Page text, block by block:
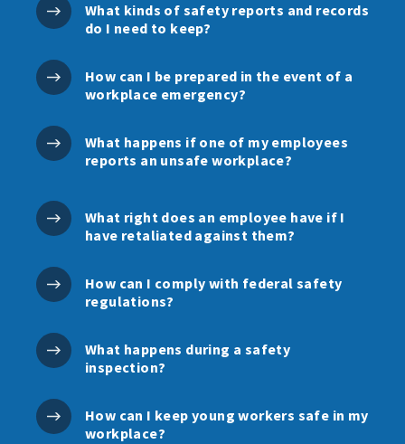
What kinds of safety reports and records
do I need to keep?
How can I be prepared in the event of a
workplace emergency?
What happens if one of my employees
reports an unsafe workplace?
What right does an employee have if I
have retaliated against them?
How can I comply with federal safety
regulations?
What happens during a safety
inspection?
How can I keep young workers safe in my
workplace?